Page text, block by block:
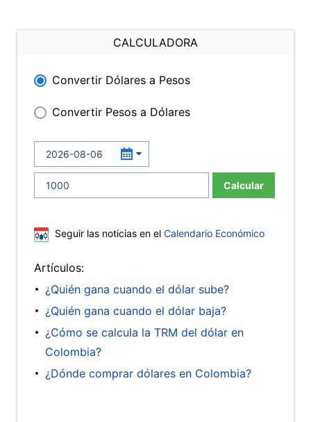
CALCULADORA
Convertir Dólares a Pesos
Convertir Pesos a Dólares
Calcular
Seguir las noticias en el Calendario Económico
Artículos:
¿Quién gana cuando el dólar sube?
¿Quién gana cuando el dólar baja?
¿Cómo se calcula la TRM del dólar en
Colombia?
¿Dónde comprar dólares en Colombia?